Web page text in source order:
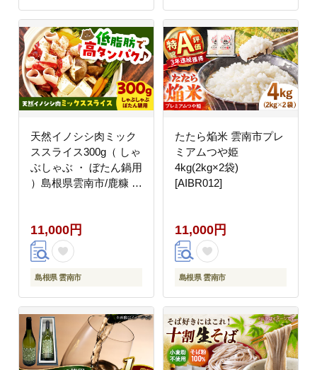
天然イノシシ肉ミック
ススライス300g（ しゃ
ぶしゃぶ ・ ぼたん鍋用
）島根県雲南市/鹿糠 ジ
11,000円
島根県 雲南市
たたら焔米 雲南市プレ
ミアムつや姫
4kg(2kg×2袋)
[AIBR012]
11,000円
島根県 雲南市